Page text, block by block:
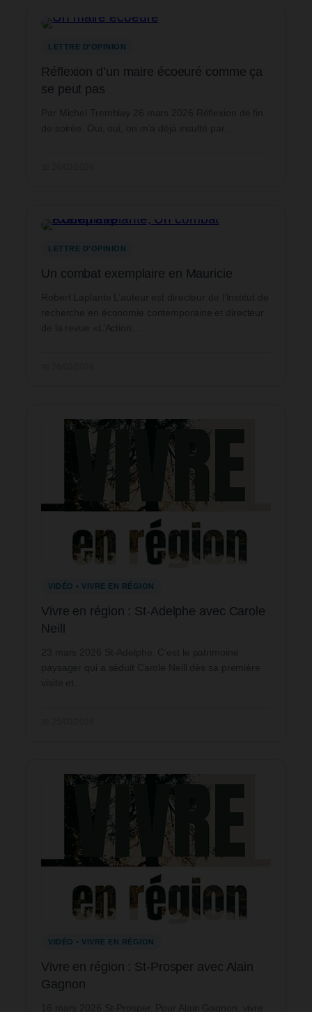
LETTRE D'OPINION
Réflexion d’un maire écoeuré comme ça
se peut pas
LETTRE D'OPINION
Un combat exemplaire en Mauricie
VIDÉO • VIVRE EN RÉGION
Vivre en région : St-Adelphe avec Carole
Neill
VIDÉO • VIVRE EN RÉGION
Vivre en région : St-Prosper avec Alain
Gagnon